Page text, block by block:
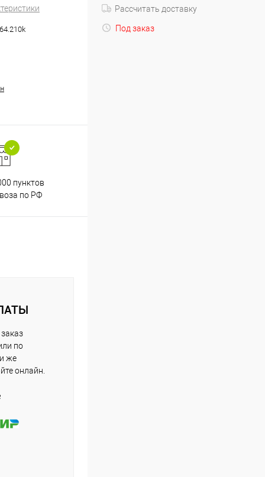
пунктов
по РФ
по
же
онлайн.
Рассчитать доставку
Под заказ